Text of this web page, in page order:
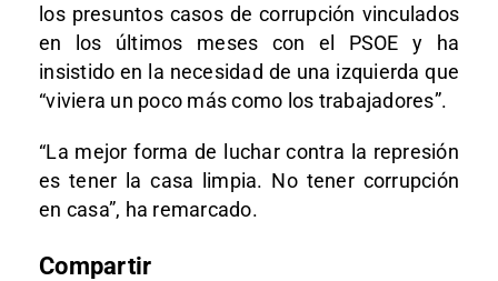
los presuntos casos de corrupción vinculados
en los últimos meses con el PSOE y ha
insistido en la necesidad de una izquierda que
“viviera un poco más como los trabajadores”.
“La mejor forma de luchar contra la represión
es tener la casa limpia. No tener corrupción
en casa”, ha remarcado.
Compartir